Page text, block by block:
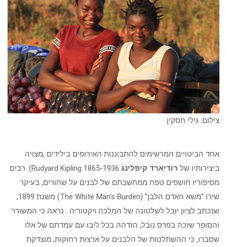
צילום: גילי חסקין
אחד הביטויים המרשימים להתבוננות האירופים בילידים ,מצויה
ביצירותיו של רודיארד קיפלינג
Rudyard Kipling 1865-1936). רבים
מסיפוריו חושפים טפח ממחשבתם של לבנים על שחורים, בעיקר
שירו “משא האדם הלבן” (The White Man’s Burden) משנת 1899,
שנכתב לציון יובל לשלטונה של המלכה ויקטוריה . נראה כי המשורר
והסופר שזכה בפרס נובל, הזדהה בכל ליבו עם עמדתם של אלו
שסברו, כי ההשתלטות של הלבנים על ארצות רחוקות, מוצדקת